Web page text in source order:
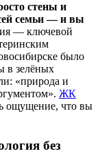
стены и
семьи — и вы
— ключевой
было
в зелёных
«природа и
ЖК
ощущение, что вы
без